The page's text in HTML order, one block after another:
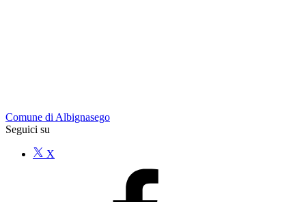
Comune di Albignasego
Seguici su
X